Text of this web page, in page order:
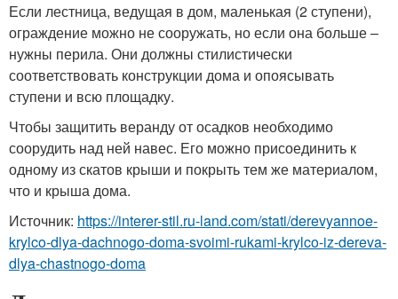
Если лестница, ведущая в дом, маленькая (2 ступени),
ограждение можно не сооружать, но если она больше –
нужны перила. Они должны стилистически
соответствовать конструкции дома и опоясывать
ступени и всю площадку.
Чтобы защитить веранду от осадков необходимо
соорудить над ней навес. Его можно присоединить к
одному из скатов крыши и покрыть тем же материалом,
что и крыша дома.
Источник: https://interer-stil.ru-land.com/stati/derevyannoe-
krylco-dlya-dachnogo-doma-svoimi-rukami-krylco-iz-dereva-
dlya-chastnogo-doma